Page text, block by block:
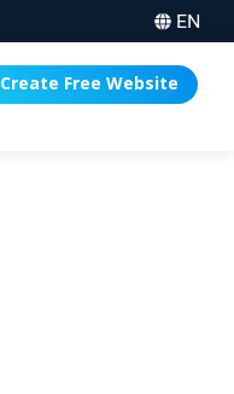
EN
Create Free Website